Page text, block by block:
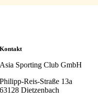
Kontakt
Asia Sporting Club GmbH
Philipp-Reis-Straße 13a
63128 Dietzenbach